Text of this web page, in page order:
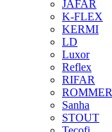
JAFAR
K-FLEX
KERMI
LD
Luxor
Reflex
RIFAR
ROMMER
Sanha
STOUT